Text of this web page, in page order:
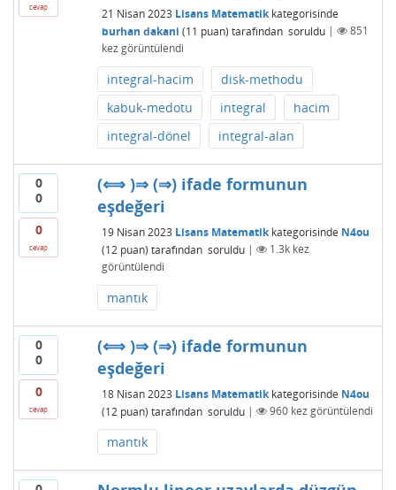
cevap 21 Nisan 2023 Lisans Matematikkategorisinde
burhan dakani (11 puan) tarafından soruldu |
851
kez görüntülendi
integral-hacim
disk-methodu
kabuk-medotu
integral
hacim
integral-dönel
integral-alan
0
0
0
cevap
(⟺ )⇒ (⇒) ifade formunun
eşdeğeri
19 Nisan 2023 Lisans Matematikkategorisinde N4ou
(12 puan) tarafından soruldu | 1.3kkez
görüntülendi
mantık
0
0
0
cevap
(⟺ )⇒ (⇒) ifade formunun
eşdeğeri
18 Nisan 2023 Lisans Matematikkategorisinde N4ou
(12 puan) tarafından soruldu | 960kez görüntülendi
mantık